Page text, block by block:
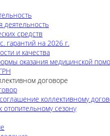
деятельность
средств
гарантий на 2026 г.
и качества
оказания медицинской
договоре
коллективному
отопительному сезону